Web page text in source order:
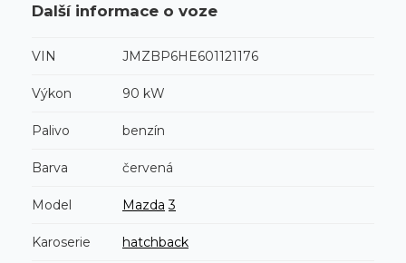
Další informace o voze
VIN JMZBP6HE601121176
Výkon 90 kW
Palivo benzín
Barva červená
Model Mazda 3
Karoserie hatchback